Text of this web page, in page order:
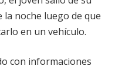
la noche luego de que
en un vehículo.
con informaciones